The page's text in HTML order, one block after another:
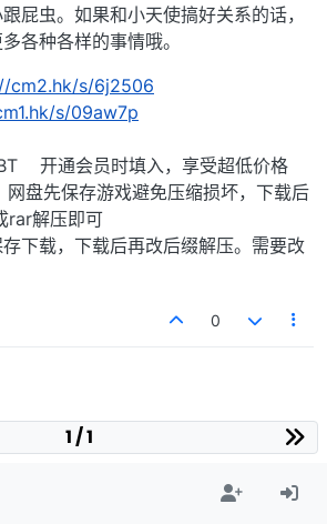
屁虫。如果和小天使搞好关系的话，
各种各样的事情哦。
cm2.hk/s/6j2506
s/09aw7p
开通会员时填入，享受超低价格
网盘先保存游戏避免压缩损坏，下载后
rar解压即可
下载，下载后再改后缀解压。需要改
0
1 / 1